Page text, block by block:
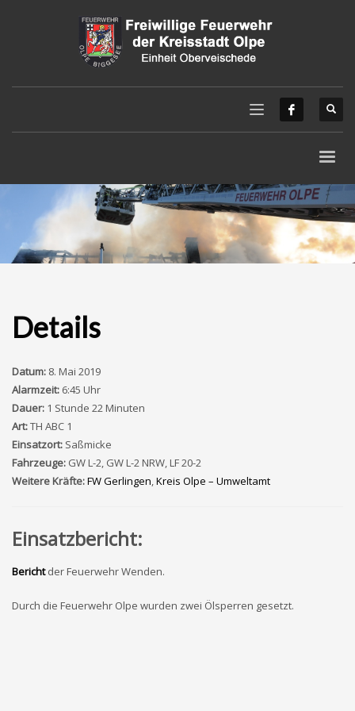
Details
Datum: 8. Mai 2019
Alarmzeit: 6:45 Uhr
Dauer: 1 Stunde 22 Minuten
Art:TH ABC 1
Einsatzort: Saßmicke
Fahrzeuge: GW L-2, GW L-2 NRW, LF 20-2
Weitere Kräfte:FW Gerlingen,Kreis Olpe – Umweltamt
Einsatzbericht:
Berichtder Feuerwehr Wenden.
Durch die Feuerwehr Olpe wurden zwei Ölsperren gesetzt.